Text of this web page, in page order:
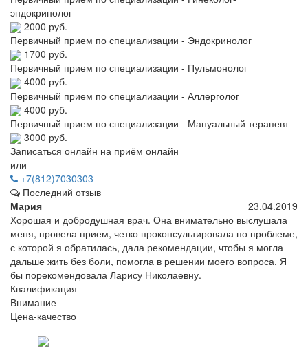
эндокринолог
2000 руб.
Первичный прием по специализации - Эндокринолог
1700 руб.
Первичный прием по специализации - Пульмонолог
4000 руб.
Первичный прием по специализации - Аллерголог
4000 руб.
Первичный прием по специализации - Мануальный терапевт
3000 руб.
Записаться онлайн на приём онлайн
или
+7(812)7030303
Последний отзыв
Мария
23.04.2019
Хорошая и добродушная врач. Она внимательно выслушала
меня, провела прием, четко проконсультировала по проблеме,
с которой я обратилась, дала рекомендации, чтобы я могла
дальше жить без боли, помогла в решении моего вопроса. Я
бы порекомендовала Ларису Николаевну.
Квалификация
Внимание
Цена-качество